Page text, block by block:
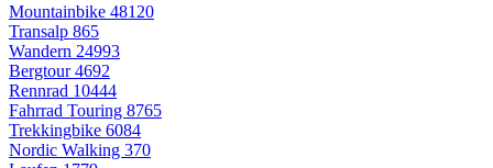
Mountainbike 48120
Transalp 865
Wandern 24993
Bergtour4692
Rennrad 10444
Fahrrad Touring 8765
Trekkingbike 6084
Nordic Walking 370